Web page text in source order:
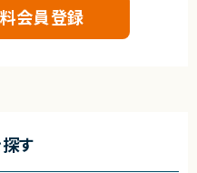
会員登録
す